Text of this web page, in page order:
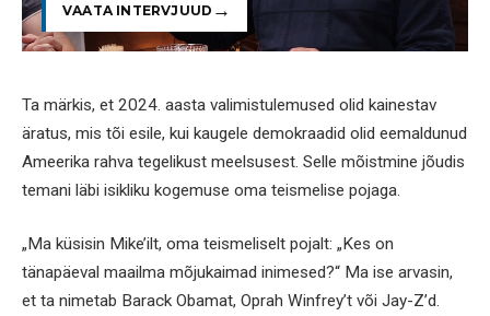
VAATA INTERVJUUD
Ta märkis, et 2024. aasta valimistulemused olid kainestav
äratus, mis tõi esile, kui kaugele demokraadid olid eemaldunud
Ameerika rahva tegelikust meelsusest. Selle mõistmine jõudis
temani läbi isikliku kogemuse oma teismelise pojaga.
„Ma küsisin Mike’ilt, oma teismeliselt pojalt: „Kes on
tänapäeval maailma mõjukaimad inimesed?“ Ma ise arvasin,
et ta nimetab Barack Obamat, Oprah Winfrey’t või Jay-Z’d.